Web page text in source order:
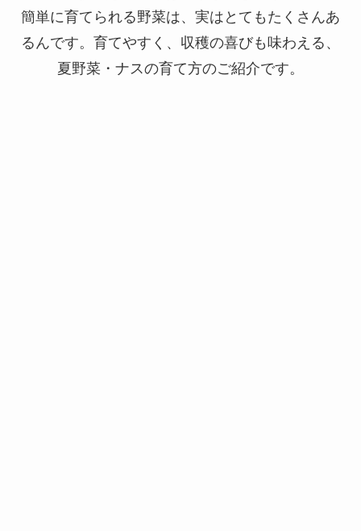
簡単に育てられる野菜は、実はとてもたくさんあ
るんです。育てやすく、収穫の喜びも味わえる、
夏野菜・ナスの育て方のご紹介です。